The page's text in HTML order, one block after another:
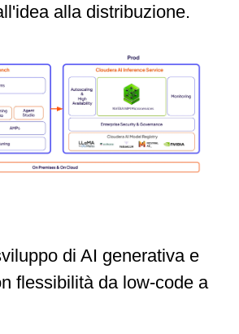
alla distribuzione.
di AI generativa e
flessibilità da low-code a